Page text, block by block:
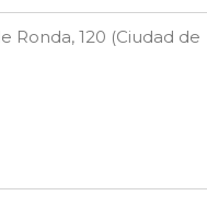
Ronda, 120 (Ciudad de